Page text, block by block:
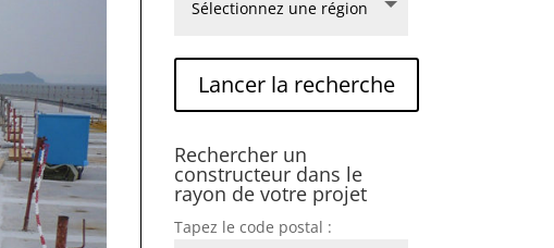
Rechercher un
constructeur dans le
rayon de votre projet
Tapez le code postal :